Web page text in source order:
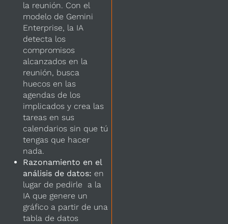
la reunión. Con el
modelo de Gemini
Enterprise, la IA
detecta los
compromisos
alcanzados en la
reunión, busca
huecos en las
agendas de los
implicados y crea las
tareas en sus
calendarios sin que tú
tengas que hacer
nada.
Razonamiento en el
análisis de datos: en
lugar de pedirle a la
IA que genere un
gráfico a partir de una
tabla de datos